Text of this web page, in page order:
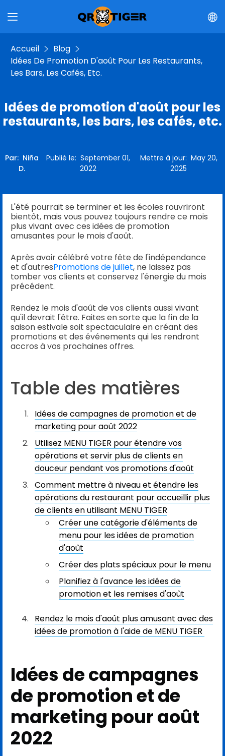
Accueil
Blog
Idées De Promotion D'août Pour Les Restaurants,
Les Bars, Les Cafés, Etc.
Idées de promotion d'août pour les
restaurants, les bars, les cafés, etc.
Par: Niña
D.
Publié le: September 01,
2022
Mettre à jour: May 20,
2025
L'été pourrait se terminer et les écoles rouvriront
bientôt, mais vous pouvez toujours rendre ce mois
plus vivant avec ces idées de promotion
amusantes pour le mois d'août.
Après avoir célébré votre fête de l'indépendance
et d'autresPromotions de juillet, ne laissez pas
tomber vos clients et conservez l'énergie du mois
précédent.
Rendez le mois d'août de vos clients aussi vivant
qu'il devrait l'être. Faites en sorte que la fin de la
saison estivale soit spectaculaire en créant des
promotions et des événements qui les rendront
accros à vos prochaines offres.
Table des matières
Idées de campagnes de promotion et de
marketing pour août 2022
Utilisez MENU TIGER pour étendre vos
opérations et servir plus de clients en
douceur pendant vos promotions d'août
Comment mettre à niveau et étendre les
opérations du restaurant pour accueillir plus
de clients en utilisant MENU TIGER
Créer une catégorie d'éléments de
menu pour les idées de promotion
d'août
Créer des plats spéciaux pour le menu
Planifiez à l'avance les idées de
promotion et les remises d'août
Rendez le mois d'août plus amusant avec des
idées de promotion à l'aide de MENU TIGER
Idées de campagnes
de promotion et de
marketing pour août
2022